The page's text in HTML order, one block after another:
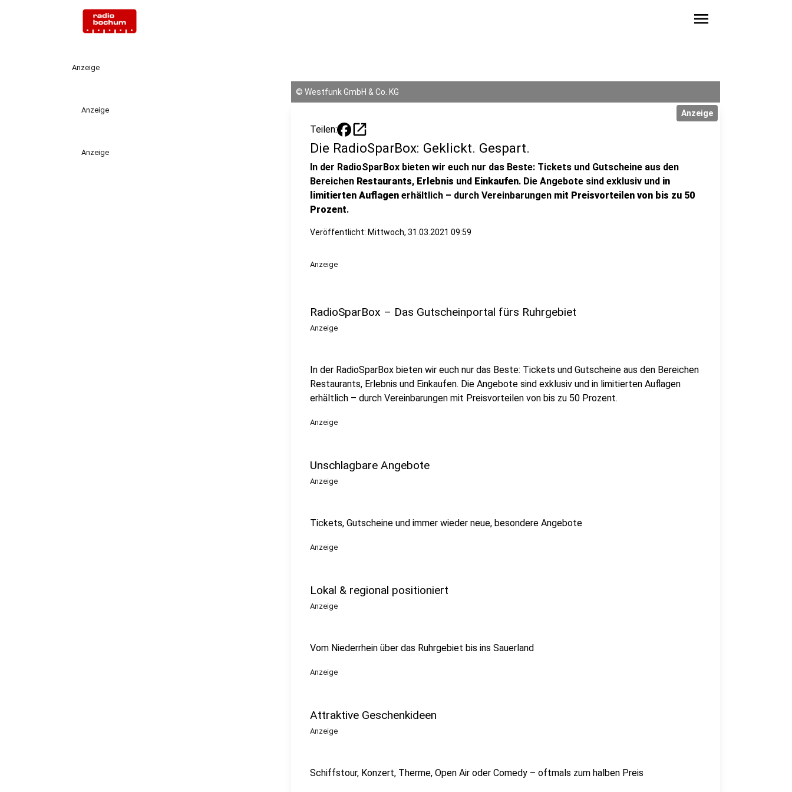
menu
Anzeige
Anzeige
Anzeige
Anzeige
© Westfunk GmbH & Co. KG
Teilen: open_in_new
Die RadioSparBox: Geklickt. Gespart.
In der RadioSparBox bieten wir euch nur das Beste: Tickets und Gutscheine aus den
Bereichen Restaurants, Erlebnis und Einkaufen. Die Angebote sind exklusiv und in
limitierten Auflagen erhältlich – durch Vereinbarungen mit Preisvorteilen von bis zu 50
Prozent.
Veröffentlicht: Mittwoch, 31.03.2021 09:59
Anzeige
RadioSparBox – Das Gutscheinportal fürs Ruhrgebiet
Anzeige
In der RadioSparBox bieten wir euch nur das Beste: Tickets und Gutscheine aus den Bereichen
Restaurants, Erlebnis und Einkaufen. Die Angebote sind exklusiv und in limitierten Auflagen
erhältlich – durch Vereinbarungen mit Preisvorteilen von bis zu 50 Prozent.
Anzeige
Unschlagbare Angebote
Anzeige
Tickets, Gutscheine und immer wieder neue, besondere Angebote
Anzeige
Lokal & regional positioniert
Anzeige
Vom Niederrhein über das Ruhrgebiet bis ins Sauerland
Anzeige
Attraktive Geschenkideen
Anzeige
Schiffstour, Konzert, Therme, Open Air oder Comedy – oftmals zum halben Preis